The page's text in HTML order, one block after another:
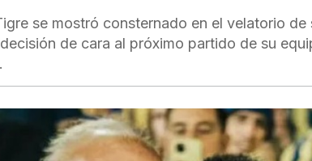
se mostró consternado en el velatorio
de cara al próximo partido de su